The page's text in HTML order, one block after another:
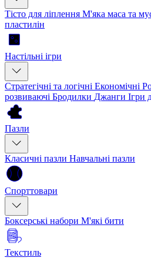
Тісто для ліплення М'яка маса та
пластилін
Настільні ігри
Стратегічні та логічні Економічні
розвиваючі Бродилки Джанги Ігри
Пазли
Класичні пазли Навчальні пазли
Спорттовари
Боксерські набори М'які бити
Текстиль